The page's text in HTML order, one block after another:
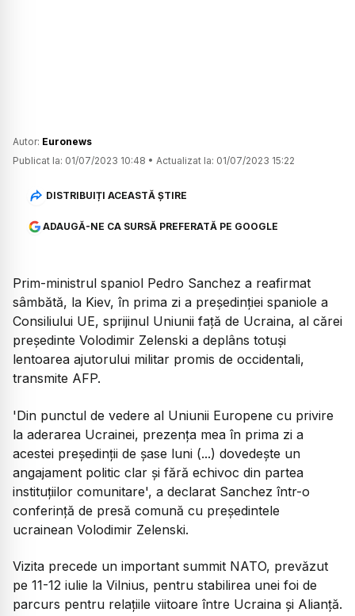
Autor: Euronews
Publicat la: 01/07/2023 10:48 • Actualizat la: 01/07/2023 15:22
DISTRIBUIȚI ACEASTĂ ȘTIRE
ADAUGĂ-NE CA SURSĂ PREFERATĂ PE GOOGLE
Prim-ministrul spaniol Pedro Sanchez a reafirmat
sâmbătă, la Kiev, în prima zi a preşedinţiei spaniole a
Consiliului UE, sprijinul Uniunii faţă de Ucraina, al cărei
preşedinte Volodimir Zelenski a deplâns totuşi
lentoarea ajutorului militar promis de occidentali,
transmite AFP.
'Din punctul de vedere al Uniunii Europene cu privire
la aderarea Ucrainei, prezenţa mea în prima zi a
acestei preşedinţii de şase luni (...) dovedeşte un
angajament politic clar şi fără echivoc din partea
instituţiilor comunitare', a declarat Sanchez într-o
conferinţă de presă comună cu preşedintele
ucrainean Volodimir Zelenski.
Vizita precede un important summit NATO, prevăzut
pe 11-12 iulie la Vilnius, pentru stabilirea unei foi de
parcurs pentru relaţiile viitoare între Ucraina şi Alianţă.